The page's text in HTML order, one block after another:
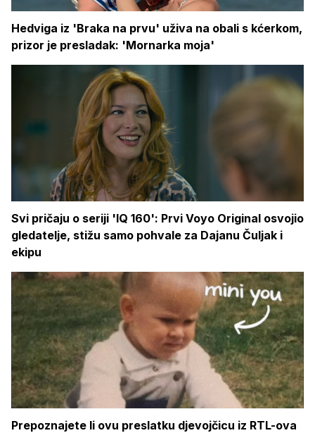
Hedviga iz 'Braka na prvu' uživa na obali s kćerkom,
prizor je presladak: 'Mornarka moja'
Svi pričaju o seriji 'IQ 160': Prvi Voyo Original osvojio
gledatelje, stižu samo pohvale za Dajanu Čuljak i
ekipu
Prepoznajete li ovu preslatku djevojčicu iz RTL-ova